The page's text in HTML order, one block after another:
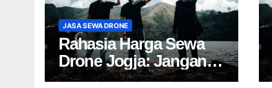
JASA SEWA DRONE
Rahasia Harga Sewa
Drone Jogja: Jangan
Salah Pilih, Rugi!